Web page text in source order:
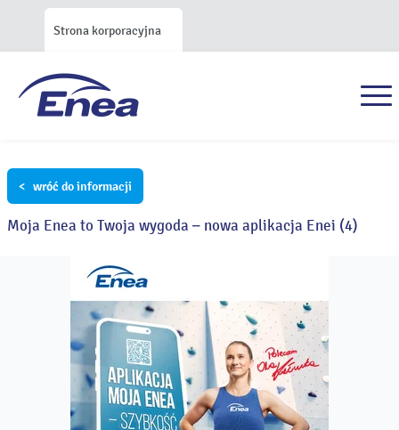
Strona korporacyjna
< wróć do informacji
Moja Enea to Twoja wygoda – nowa aplikacja Enei (4)